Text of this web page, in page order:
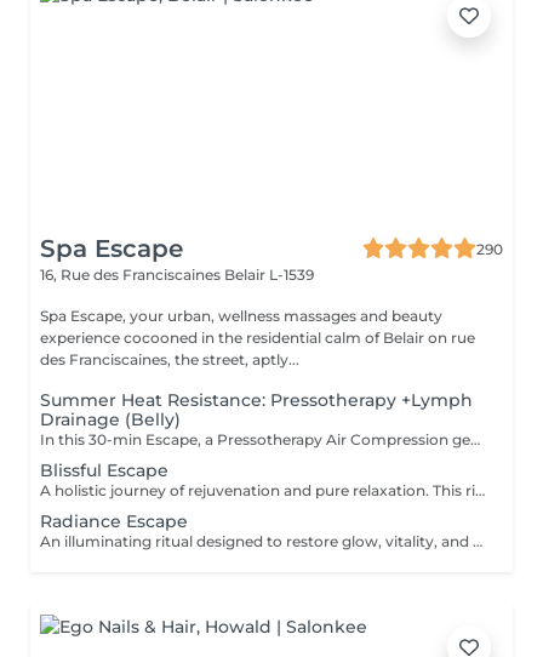
Spa Escape
290
16, Rue des Franciscaines Belair L-1539
Spa Escape, your urban, wellness massages and beauty
experience cocooned in the residential calm of Belair on rue
des Franciscaines, the street, aptly...
Summer Heat Resistance: Pressotherapy +Lymph
Drainage (Belly)
In this 30-min Escape, a Pressotherapy Air Compression gently tightens & relaxes the legs to boosts lymphatic drainage and reduces water retention. We add a Lymphatic Drainage Belly Massage to soothe tension and/or toxins caught in the tummy area. Your legs, and feet feel lighter, your body feels less bloated. This offer is available on Tuesday to Thursday from 10 to 3pm.
Blissful Escape
A holistic journey of rejuvenation and pure relaxation. This ritual begins with an anti-aging face massage, restoring radiance and vitality to the skin. A soothing head & scalp massage follows, melting away tension and calming the mind. The experience continues with a revitalizing foot scrub, completed by an indulgent foot and leg massage that stimulates circulation and brings balance to the whole body. A luxurious escape that blends beauty, relaxation, and renewal which leaves you in a state of true bliss.
Radiance Escape
An illuminating ritual designed to restore glow, vitality, and deep relaxation. Your journey begins with a rejuvenating anti-aging facial, which enhances skin radiance and promotes a youthful complexion. A revitalizing foot scrub follows, awakening the senses and preparing the body for total relaxation. The experience culminates in a full-body massage, releasing tension, soothing muscles, and harmonising the body and mind. A complete escape that unites beauty and well-being, leaving you radiant from head to toe.